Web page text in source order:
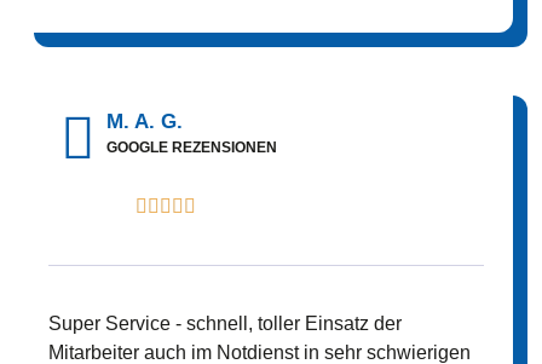
M. A. G.
GOOGLE REZENSIONEN
    
Super Service - schnell, toller Einsatz der
Mitarbeiter auch im Notdienst in sehr schwierigen